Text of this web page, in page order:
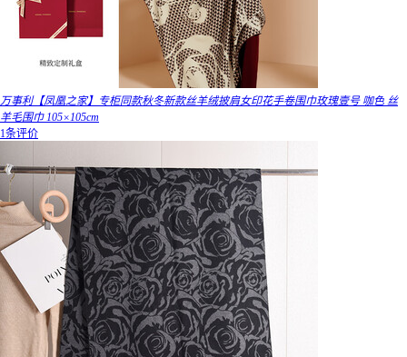
万事利【凤凰之家】专柜同款秋冬新款丝羊绒披肩女印花手卷围巾玫瑰壹号 咖色 丝
羊毛围巾 105×105cm
1条评价